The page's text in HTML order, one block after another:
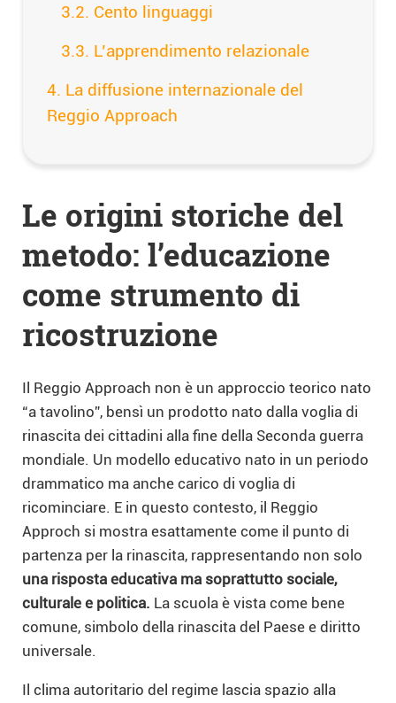
Cento linguaggi
L’apprendimento relazionale
La diffusione internazionale del
Reggio Approach
Le origini storiche del
metodo: l’educazione
come strumento di
ricostruzione
Il Reggio Approach non è un approccio teorico nato
“a tavolino”, bensì un prodotto nato dalla voglia di
rinascita dei cittadini alla fine della Seconda guerra
mondiale. Un modello educativo nato in un periodo
drammatico ma anche carico di voglia di
ricominciare. E in questo contesto, il Reggio
Approch si mostra esattamente come il punto di
partenza per la rinascita, rappresentando non solo
una risposta educativa ma soprattutto sociale,
culturale e politica. La scuola è vista come bene
comune, simbolo della rinascita del Paese e diritto
universale.
Il clima autoritario del regime lascia spazio alla